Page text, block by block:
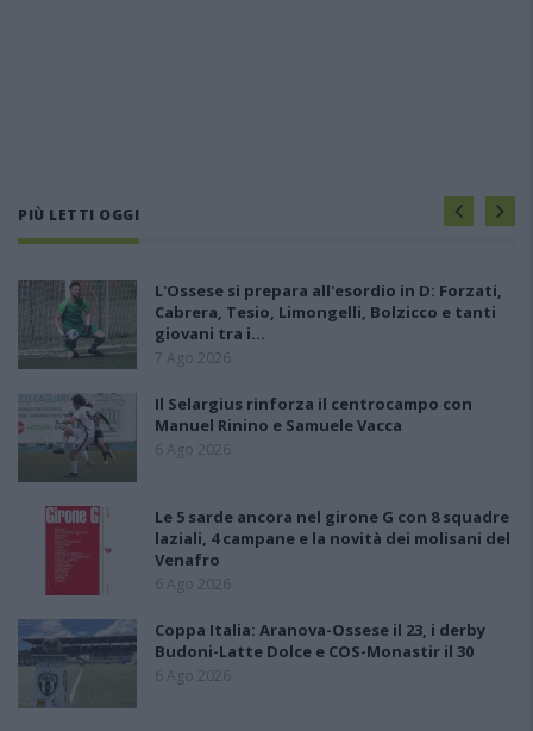
PIÙ LETTI OGGI
L'Ossese si prepara all'esordio in D: Forzati,
Cabrera, Tesio, Limongelli, Bolzicco e tanti
giovani tra i…
7 Ago 2026
Il Selargius rinforza il centrocampo con
Manuel Rinino e Samuele Vacca
6 Ago 2026
Le 5 sarde ancora nel girone G con 8 squadre
laziali, 4 campane e la novità dei molisani del
Venafro
6 Ago 2026
Coppa Italia: Aranova-Ossese il 23, i derby
Budoni-Latte Dolce e COS-Monastir il 30
6 Ago 2026